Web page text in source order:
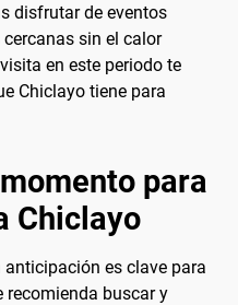
disfrutar de eventos
sin el calor
en este periodo te
Chiclayo tiene para
para
Chiclayo
anticipación es clave para
buscar y